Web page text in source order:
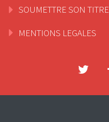
SOUMETTRE SON TITRE
MENTIONS LEGALES